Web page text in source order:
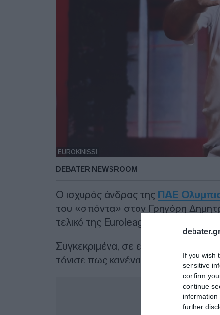
If you wish
sensitive
confirm
continue
information
further
EUROKINISSI
DEBATER NEWSROOM
Ο ισχυρός άνδρας της ΠΑΕ
του «σπόντα» στον Γρηγόρη
τελικό της Euroleague στο T-Center.
Συγκεκριμένα, σε ερώτηση για το αν
τόνισε πως κανένας «είτε ανιψιός